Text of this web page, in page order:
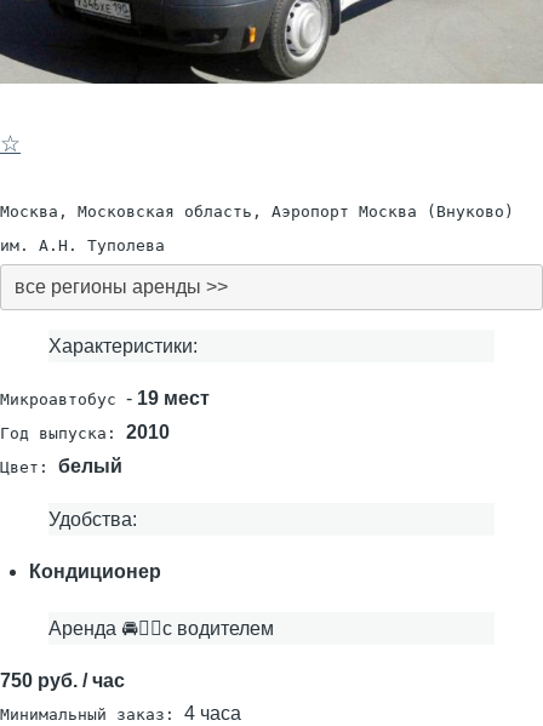
☆
Москва, Московская область, Аэропорт Москва (Внуково)
им. А.Н. Туполева
все регионы аренды >>
Характеристики:
Микроавтобус - 19 мест
Год выпуска: 2010
Цвет: белый
Удобства:
Кондиционер
Аренда 🚘👨‍✈с водителем
750 руб. / час
Минимальный заказ: 4 часа